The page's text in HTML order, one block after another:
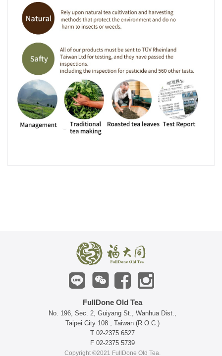
FullDone Old Tea
No. 196, Sec. 2, Guiyang St., Wanhua Dist.,
Taipei City 108 , Taiwan (R.O.C.)
T 02-2375 6527
F 02-2375 5739
Copyright ©2021 FullDone Old Tea.